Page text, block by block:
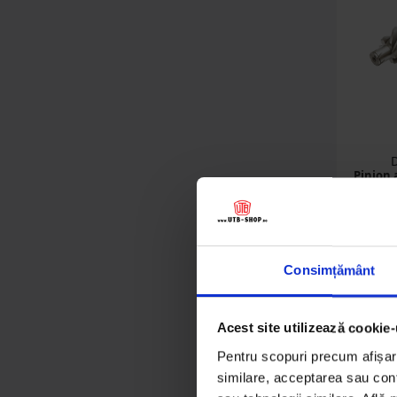
Consimțământ
Acest site utilizează
Pentru scopuri precum
similare, acceptarea sau
Pinion